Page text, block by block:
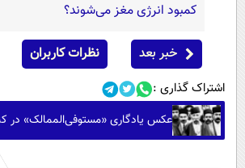
کمبود انرژی مغز می‌شوند؟
خبر بعد نظرات کاربران
اشتراک گذاری :
عکس یادگاری «مستوفی‌الممالک» در